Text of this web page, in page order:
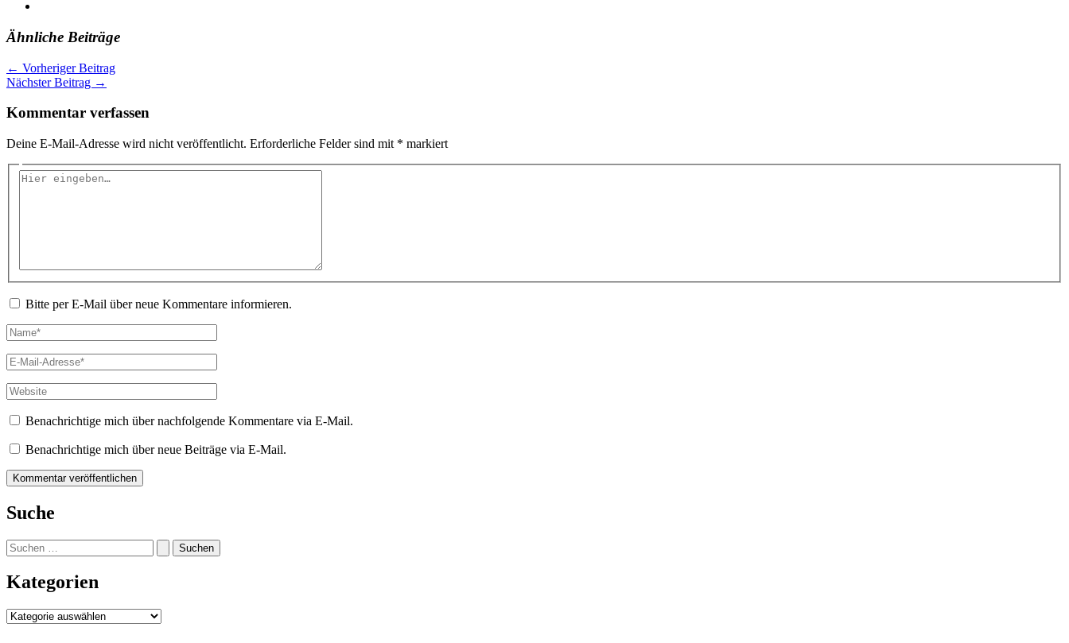
Ähnliche Beiträge
← Vorheriger Beitrag
Nächster Beitrag →
Kommentar verfassen
Deine E-Mail-Adresse wird nicht veröffentlicht. Erforderliche Felder sind mit * markiert
Hier
Bitte per E-Mail über neue Kommentare informieren.
Name*
E-
Mail-
Adresse*
Website
Benachrichtige mich über nachfolgende Kommentare via E-Mail.
Benachrichtige mich über neue Beiträge via E-Mail.
Suche
Suchen
nach:
Kategorien
Kategorien